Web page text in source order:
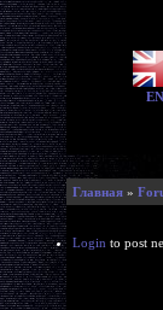
Главная »
Login to post